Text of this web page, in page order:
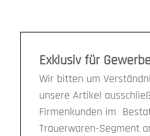
Exklusiv für
Wir bitten um
unsere Artikel
Firmenkunden im
Trauerwaren-Segment